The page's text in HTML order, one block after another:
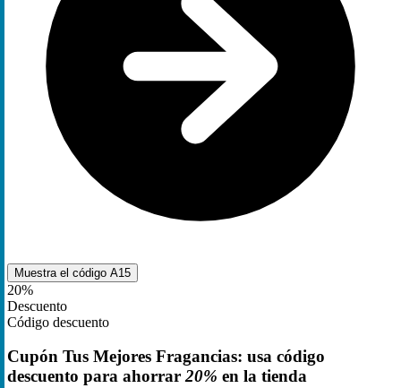
Muestra el código A15
20%
Descuento
Código descuento
Cupón Tus Mejores Fragancias: usa código
descuento para ahorrar20% en la tienda